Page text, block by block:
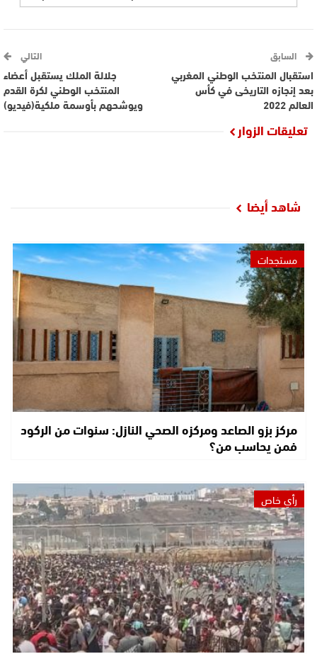
السابق
استقبال المنتخب الوطني المغربي
بعد إنجازه التاريخى في كأس
العالم 2022
التالي
جلالة الملك يستقبل أعضاء
المنتخب الوطني لكرة القدم
ويوشحهم بأوسمة ملكية(فيديو)
تعليقات الزوار
شاهد أيضا
مستجدات
مركز بزو الصاعد ومركزه الصحي النازل: سنوات من الركود
فمن يحاسب من؟
رأي خاص